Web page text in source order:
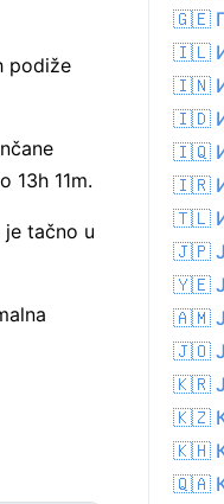
podiže
13h 11m.
tačno u
🇬🇪
🇮🇱
🇮🇳
🇮🇩
🇮🇶
🇮🇷
🇹🇱
🇯🇵
🇾🇪
🇦🇲
🇯🇴
🇰🇷
🇰🇿
🇰🇭
🇶🇦